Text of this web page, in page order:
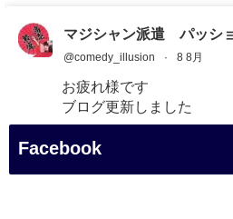
マジシャン派遣 パッシ
@comedy_illusion · 8 8月
お疲れ様です
ブログ更新しました
「マジシャン和歌山旅
Facebook